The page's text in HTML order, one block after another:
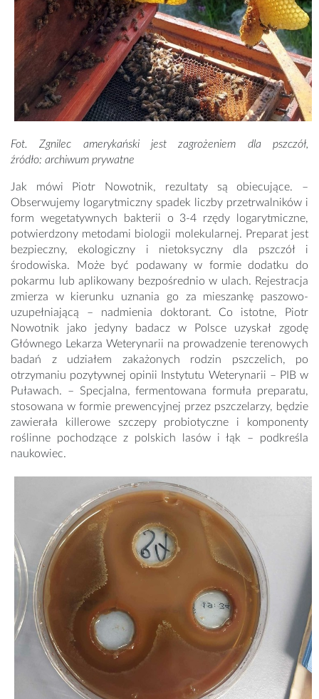
Fot. Zgnilec amerykański jest zagrożeniem dla pszczół,
źródło: archiwum prywatne
Jak mówi Piotr Nowotnik, rezultaty są obiecujące. –
Obserwujemy logarytmiczny spadek liczby przetrwalników i
form wegetatywnych bakterii o 3-4 rzędy logarytmiczne,
potwierdzony metodami biologii molekularnej. Preparat jest
bezpieczny, ekologiczny i nietoksyczny dla pszczół i
środowiska. Może być podawany w formie dodatku do
pokarmu lub aplikowany bezpośrednio w ulach. Rejestracja
zmierza w kierunku uznania go za mieszankę paszowo-
uzupełniającą – nadmienia doktorant. Co istotne, Piotr
Nowotnik jako jedyny badacz w Polsce uzyskał zgodę
Głównego Lekarza Weterynarii na prowadzenie terenowych
badań z udziałem zakażonych rodzin pszczelich, po
otrzymaniu pozytywnej opinii Instytutu Weterynarii – PIB w
Puławach. – Specjalna, fermentowana formuła preparatu,
stosowana w formie prewencyjnej przez pszczelarzy, będzie
zawierała killerowe szczepy probiotyczne i komponenty
roślinne pochodzące z polskich lasów i łąk – podkreśla
naukowiec.